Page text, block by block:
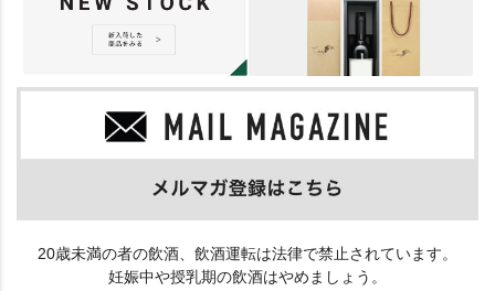
20歳未満の者の飲酒、飲酒運転は法律で禁止されています。
妊娠中や授乳期の飲酒はやめましょう。